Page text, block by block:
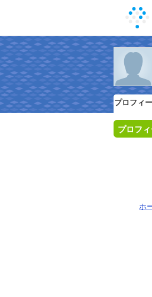
プロフィ
プロフ
ホ